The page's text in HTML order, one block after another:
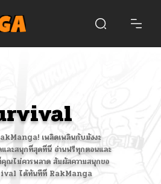
เพลิดเพลินกับมังงะ
ะสนุกที่สุดที่นี่ อ่านฟรีทุกตอนและ
ณไม่ควรพลาด สัมผัสความสนุกขอ
ได้ทันทีที่ RakManga